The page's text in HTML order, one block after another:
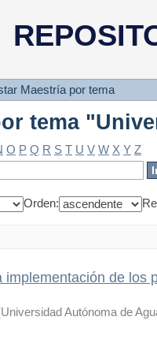
tema
Maestría por tema
tema
O P Q R S T U V W X Y Z
Orden:
implementación de los
Universidad Autónoma de